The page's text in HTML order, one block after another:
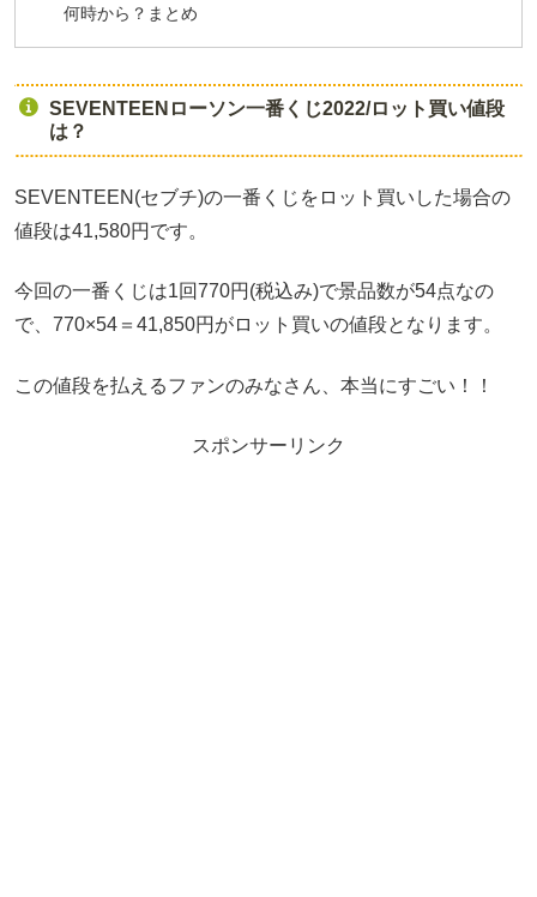
何時から？まとめ
SEVENTEENローソン一番くじ2022/ロット買い値段
は？
SEVENTEEN(セブチ)の一番くじをロット買いした場合の
値段は41,580円です。
今回の一番くじは1回770円(税込み)で景品数が54点なの
で、770×54＝41,850円がロット買いの値段となります。
この値段を払えるファンのみなさん、本当にすごい！！
スポンサーリンク